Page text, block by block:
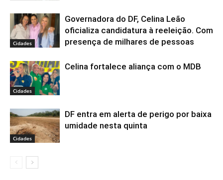
Cidades
Governadora do DF, Celina Leão
oficializa candidatura à reeleição. Com
presença de milhares de pessoas
Cidades
Celina fortalece aliança com o MDB
Cidades
DF entra em alerta de perigo por baixa
umidade nesta quinta